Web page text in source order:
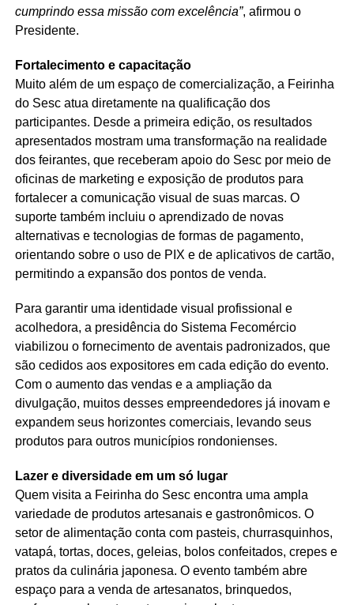
cumprindo essa missão com excelência”, afirmou o
Presidente.
Fortalecimento e capacitação
Muito além de um espaço de comercialização, a Feirinha
do Sesc atua diretamente na qualificação dos
participantes. Desde a primeira edição, os resultados
apresentados mostram uma transformação na realidade
dos feirantes, que receberam apoio do Sesc por meio de
oficinas de marketing e exposição de produtos para
fortalecer a comunicação visual de suas marcas. O
suporte também incluiu o aprendizado de novas
alternativas e tecnologias de formas de pagamento,
orientando sobre o uso de PIX e de aplicativos de cartão,
permitindo a expansão dos pontos de venda.
Para garantir uma identidade visual profissional e
acolhedora, a presidência do Sistema Fecomércio
viabilizou o fornecimento de aventais padronizados, que
são cedidos aos expositores em cada edição do evento.
Com o aumento das vendas e a ampliação da
divulgação, muitos desses empreendedores já inovam e
expandem seus horizontes comerciais, levando seus
produtos para outros municípios rondonienses.
Lazer e diversidade em um só lugar
Quem visita a Feirinha do Sesc encontra uma ampla
variedade de produtos artesanais e gastronômicos. O
setor de alimentação conta com pasteis, churrasquinhos,
vatapá, tortas, doces, geleias, bolos confeitados, crepes e
pratos da culinária japonesa. O evento também abre
espaço para a venda de artesanatos, brinquedos,